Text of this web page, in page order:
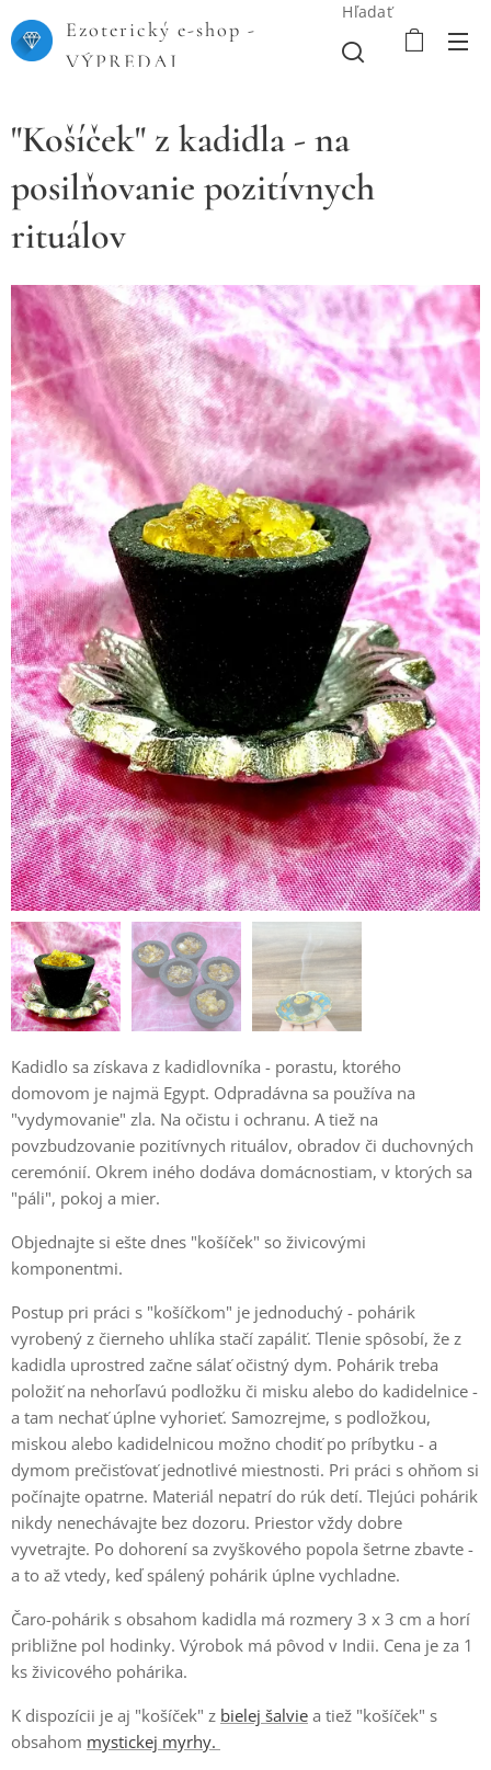
Ezoterický e-shop -
VÝPREDAJ
Hľadať
"Košíček" z kadidla - na
posilňovanie pozitívnych
rituálov
Kadidlo sa získava z kadidlovníka - porastu, ktorého
domovom je najmä Egypt. Odpradávna sa používa na
"vydymovanie" zla. Na očistu i ochranu. A tiež na
povzbudzovanie pozitívnych rituálov, obradov či duchovných
ceremónií. Okrem iného dodáva domácnostiam, v ktorých sa
"páli", pokoj a mier.
Objednajte si ešte dnes "košíček" so živicovými
komponentmi.
Postup pri práci s "košíčkom" je jednoduchý - pohárik
vyrobený z čierneho uhlíka stačí zapáliť. Tlenie spôsobí, že z
kadidla uprostred začne sálať očistný dym. Pohárik treba
položiť na nehorľavú podložku či misku alebo do kadidelnice -
a tam nechať úplne vyhorieť. Samozrejme, s podložkou,
miskou alebo kadidelnicou možno chodiť po príbytku - a
dymom prečisťovať jednotlivé miestnosti. Pri práci s ohňom si
počínajte opatrne. Materiál nepatrí do rúk detí. Tlejúci pohárik
nikdy nenechávajte bez dozoru. Priestor vždy dobre
vyvetrajte. Po dohorení sa zvyškového popola šetrne zbavte -
a to až vtedy, keď spálený pohárik úplne vychladne.
Čaro-pohárik s obsahom kadidla má rozmery 3 x 3 cm a horí
približne pol hodinky. Výrobok má pôvod v Indii. Cena je za 1
ks živicového pohárika.
K dispozícii je aj "košíček" z bielej šalvie a tiež "košíček" s
obsahom mystickej myrhy.